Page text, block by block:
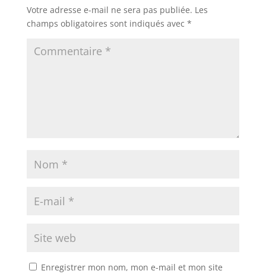
Votre adresse e-mail ne sera pas publiée. Les
champs obligatoires sont indiqués avec *
Enregistrer mon nom, mon e-mail et mon site